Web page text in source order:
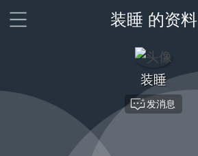
装睡 的资料
装睡
发消息